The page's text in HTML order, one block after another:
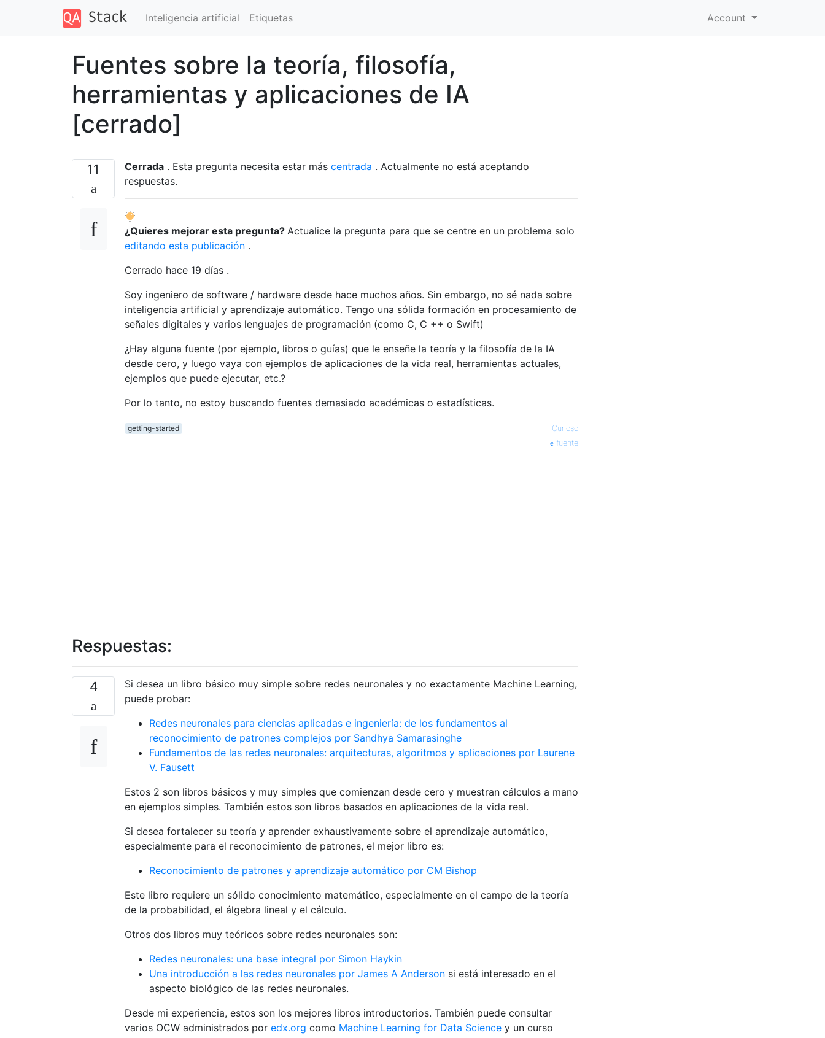
Inteligencia artificial Etiquetas Account
Fuentes sobre la teoría, filosofía,
herramientas y aplicaciones de IA
[cerrado]
11 Cerrada . Esta pregunta necesita estar más centrada . Actualmente no está aceptando
respuestas.
¿Quieres mejorar esta pregunta? Actualice la pregunta para que se centre en un problema solo
editando esta publicación .
Cerrado hace 19 días .
Soy ingeniero de software / hardware desde hace muchos años. Sin embargo, no sé nada sobre
inteligencia artificial y aprendizaje automático. Tengo una sólida formación en procesamiento de
señales digitales y varios lenguajes de programación (como C, C ++ o Swift)
¿Hay alguna fuente (por ejemplo, libros o guías) que le enseñe la teoría y la filosofía de la IA
desde cero, y luego vaya con ejemplos de aplicaciones de la vida real, herramientas actuales,
ejemplos que puede ejecutar, etc.?
Por lo tanto, no estoy buscando fuentes demasiado académicas o estadísticas.
getting-started — Curioso
fuente
Respuestas:
4
Si desea un libro básico muy simple sobre redes neuronales y no exactamente Machine Learning,
puede probar:
Redes neuronales para ciencias aplicadas e ingeniería: de los fundamentos al
reconocimiento de patrones complejos por Sandhya Samarasinghe
Fundamentos de las redes neuronales: arquitecturas, algoritmos y aplicaciones por Laurene
V. Fausett
Estos 2 son libros básicos y muy simples que comienzan desde cero y muestran cálculos a mano
en ejemplos simples. También estos son libros basados ​​en aplicaciones de la vida real.
Si desea fortalecer su teoría y aprender exhaustivamente sobre el aprendizaje automático,
especialmente para el reconocimiento de patrones, el mejor libro es:
Reconocimiento de patrones y aprendizaje automático por CM Bishop
Este libro requiere un sólido conocimiento matemático, especialmente en el campo de la teoría
de la probabilidad, el álgebra lineal y el cálculo.
Otros dos libros muy teóricos sobre redes neuronales son:
Redes neuronales: una base integral por Simon Haykin
Una introducción a las redes neuronales por James A Anderson si está interesado en el
aspecto biológico de las redes neuronales.
Desde mi experiencia, estos son los mejores libros introductorios. También puede consultar
varios OCW administrados por edx.org como Machine Learning for Data Science y un curso